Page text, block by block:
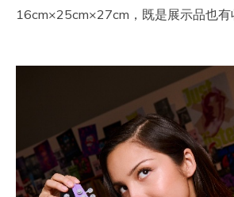
16cm×25cm×27cm，既是展示品也有